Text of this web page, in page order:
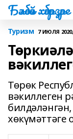
Бәләбәй хәбәрҙәре
Туризм 7 ИЮЛЯ 2020,
Төрөк
вәкиллеген